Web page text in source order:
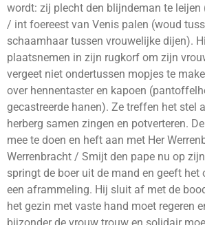
wordt: zij plecht den blijndeman te leijen
/ int foereest van Venis palen (woud
schaamhaar tussen vrouwelijke dijen).
plaatsnemen in zijn rugkorf om zijn
vergeet niet ondertussen mopjes te
over hennentasteren kapoen
gecastreerde hanen). Ze treffen het stel
herberg samen zingen en potverteren.
mee te doen en heft aan met Her
Werrenbracht / Smijt den pape nu op
springt de boer uit de mand en geeft het
een aframmeling. Hij sluit af met de
het gezin met vaste hand moet regeren